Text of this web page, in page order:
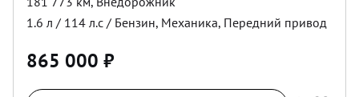
1.6 л / 114 л.с / Бензин, Механика, Передний привод
865 000 ₽